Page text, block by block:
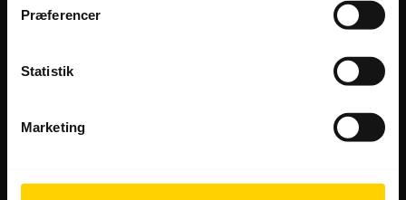
Præferencer
Statistik
Marketing